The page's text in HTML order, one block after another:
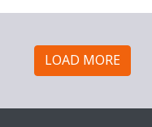
LOAD MORE